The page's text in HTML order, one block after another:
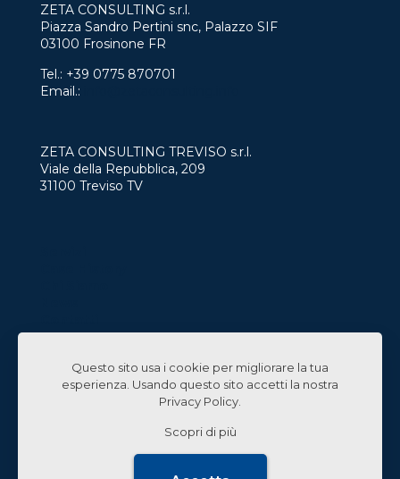
ZETA CONSULTING s.r.l.
Piazza Sandro Pertini snc, Palazzo SIF
03100 Frosinone FR
Tel.: +39 0775 870701
Email.:
ZETA CONSULTING TREVISO s.r.l.
Viale della Repubblica, 209
31100 Treviso TV
Lavora con Noi
Linked In
Questo sito usa i cookie per migliorare la tua
esperienza. Usando questo sito accetti la nostra
Privacy Policy
Scopri di più